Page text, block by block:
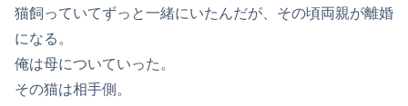
猫飼っていてずっと一緒にいたんだが、その頃両親が離婚
になる。
俺は母についていった。
その猫は相手側。